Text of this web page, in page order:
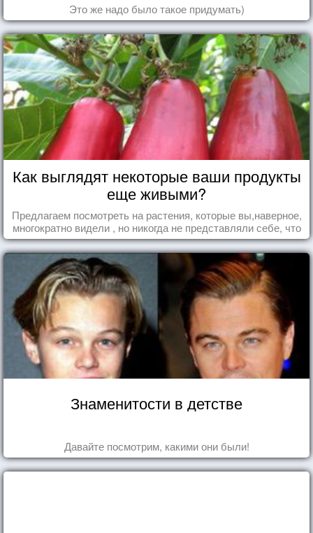
Это же надо было такое придумать)
Как выглядят некоторые ваши продукты
еще живыми?
Предлагаем посмотреть на растения, которые вы,наверное,
многократно видели , но никогда не представляли себе, что
употребляете их в пищу.
Знаменитости в детстве
Давайте посмотрим, какими они были!